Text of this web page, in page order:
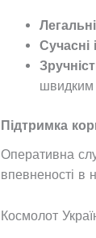
Сучасні
швидким
Підтримка
Оперативна
впевненості в
Космолот